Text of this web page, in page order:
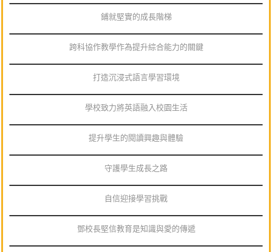
鋪就堅實的成長階梯
跨科協作教學作為提升綜合能力的關鍵
打造沉浸式語言學習環境
學校致力將英語融入校園生活
提升學生的閱讀興趣與體驗
守護學生成長之路
自信迎接學習挑戰
鄧校長堅信教育是知識與愛的傳遞